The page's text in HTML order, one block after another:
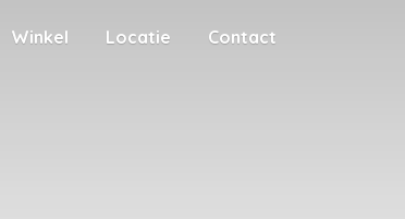
Winkel Locatie Contact